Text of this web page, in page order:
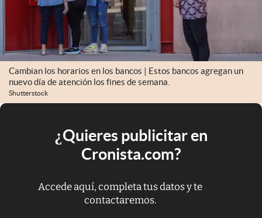
Cambian los horarios en los bancos | Estos bancos agregan un
nuevo día de atención los fines de semana.
Shutterstock
¿Quieres publicitar en
Cronista.com?
Accede aquí, completa tus datos y te
contactaremos.